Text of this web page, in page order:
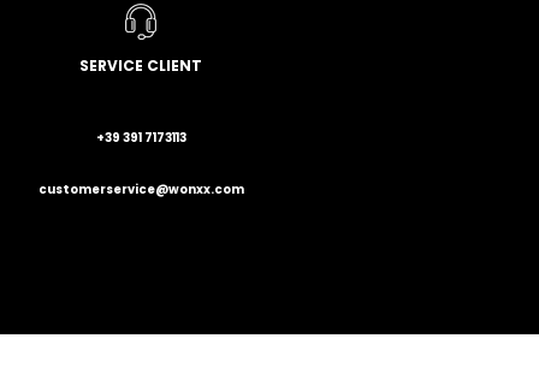
SERVICE CLIENT
+39 391 7173113
customerservice@wonxx.com